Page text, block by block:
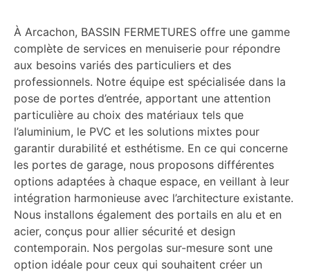
À Arcachon, BASSIN FERMETURES offre une gamme
complète de services en menuiserie pour répondre
aux besoins variés des particuliers et des
professionnels. Notre équipe est spécialisée dans la
pose de portes d’entrée, apportant une attention
particulière au choix des matériaux tels que
l’aluminium, le PVC et les solutions mixtes pour
garantir durabilité et esthétisme. En ce qui concerne
les portes de garage, nous proposons différentes
options adaptées à chaque espace, en veillant à leur
intégration harmonieuse avec l’architecture existante.
Nous installons également des portails en alu et en
acier, conçus pour allier sécurité et design
contemporain. Nos pergolas sur-mesure sont une
option idéale pour ceux qui souhaitent créer un